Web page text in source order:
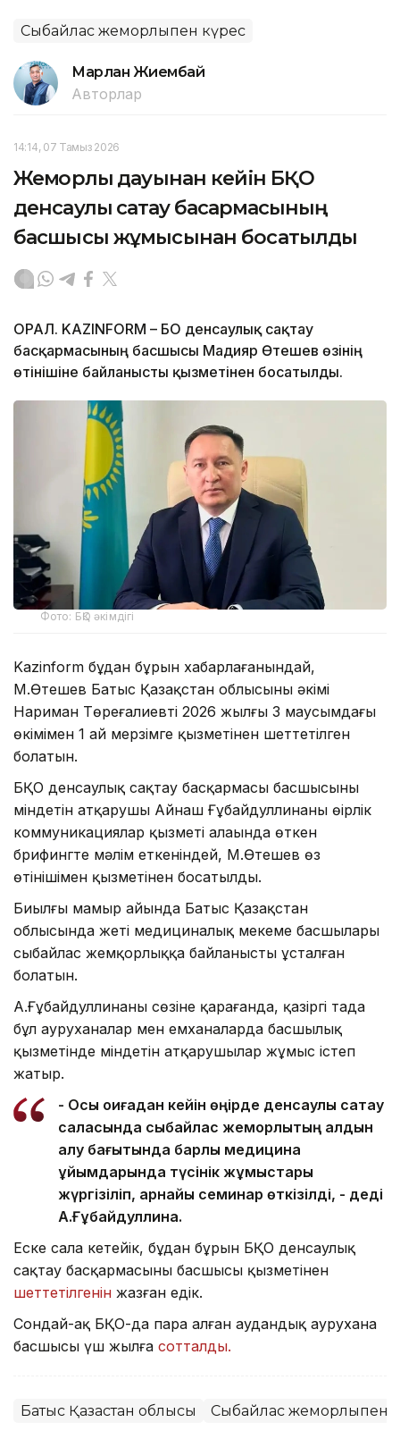
Сыбайлас жемқорлықпен күрес
Марлан Жиембай
Авторлар
14:14, 07 Тамыз 2026
Жемқорлық дауынан кейін БҚО
денсаулық сақтау басқармасының
басшысы жұмысынан босатылды
ОРАЛ. KAZINFORM – БҚО денсаулық сақтау
басқармасының басшысы Мадияр Өтешев өзінің
өтінішіне байланысты қызметінен босатылды.
Фото: БҚО әкімдігі
Kazinform бұдан бұрын хабарлағанындай,
М.Өтешев Батыс Қазақстан облысының әкімі
Нариман Төреғалиевтің 2026 жылғы 3 маусымдағы
өкімімен 1 ай мерзімге қызметінен шеттетілген
болатын.
БҚО денсаулық сақтау басқармасы басшысының
міндетін атқарушы Айнаш Ғұбайдуллинаның өңірлік
коммуникациялар қызметі алаңында өткен
брифингте мәлім еткеніндей, М.Өтешев өз
өтінішімен қызметінен босатылды.
Биылғы мамыр айында Батыс Қазақстан
облысында жеті медициналық мекеме басшылары
сыбайлас жемқорлыққа байланысты ұсталған
болатын.
А.Ғұбайдуллинаның сөзіне қарағанда, қазіргі таңда
бұл ауруханалар мен емханаларда басшылық
қызметінде міндетін атқарушылар жұмыс істеп
жатыр.
- Осы оқиғадан кейін өңірде денсаулық сақтау
саласында сыбайлас жемқорлықтың алдын
алу бағытында барлық медицина
ұйымдарында түсінік жұмыстары
жүргізіліп, арнайы семинар өткізілді, - деді
А.Ғұбайдуллина.
Еске сала кетейік, бұдан бұрын БҚО денсаулық
сақтау басқармасының басшысы қызметінен
шеттетілгенін жазған едік.
Сондай-ақ БҚО-да пара алған аудандық аурухана
басшысы үш жылға сотталды.
Батыс Қазақстан облысы Сыбайлас жемқорлықпен